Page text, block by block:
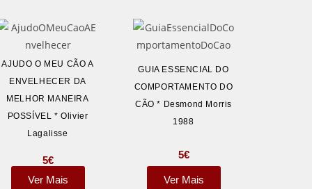
AJUDO O MEU CÃO A
ENVELHECER DA
MELHOR MANEIRA
POSSÍVEL * Olivier
Lagalisse
5€
Ver Mais
GUIA ESSENCIAL DO
COMPORTAMENTO DO
CÃO * Desmond Morris
1988
5€
Ver Mais